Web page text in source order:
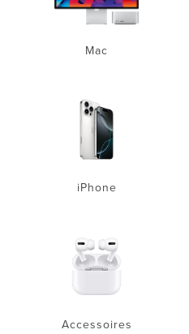
Mac
iPhone
Accessoires